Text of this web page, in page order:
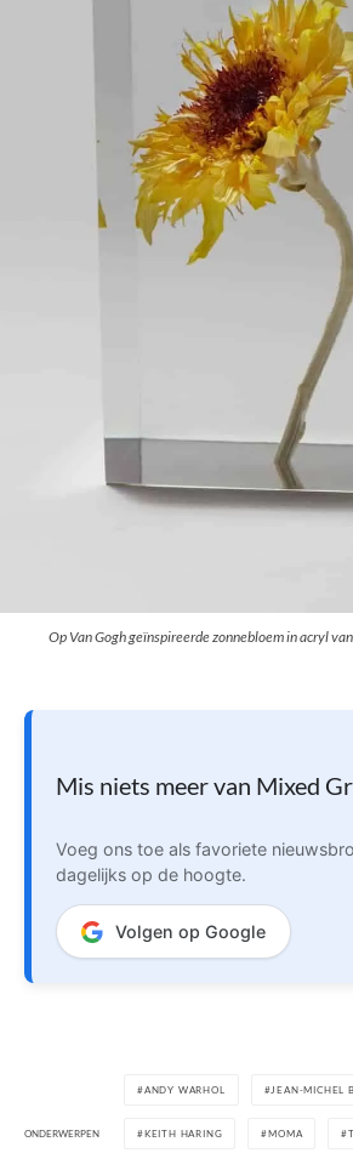
Op Van Gogh geïnspireerde zonnebloem in acryl
Mis niets meer van Mixed
Voeg ons toe als favoriete
dagelijks op de hoogte.
Volgen op Google
ONDERWERPEN
ANDY WARHOL JEAN-MICHEL
KEITH HARING MOMA